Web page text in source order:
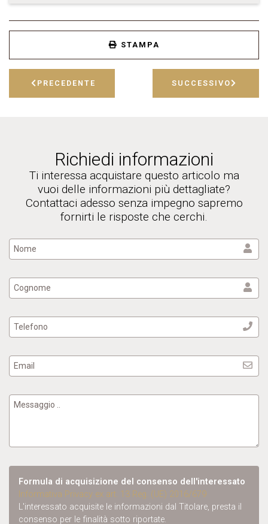
STAMPA
PRECEDENTE SUCCESSIVO
Richiedi informazioni
Ti interessa acquistare questo articolo ma
vuoi delle informazioni più dettagliate?
Contattaci adesso senza impegno sapremo
fornirti le risposte che cerchi.
Formula di acquisizione del consenso dell'interessato
Informativa Privacy ex art. 13 Reg. (UE) 2016/679
L'interessato acquisite le informazioni dal Titolare, presta il
consenso per le finalità sotto riportate.